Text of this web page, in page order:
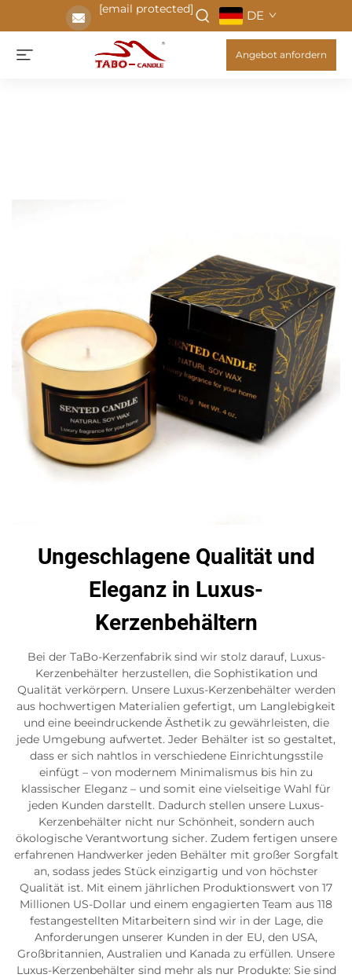
[email protected] DE
Angebot anfordern
Ungeschlagene Qualität und
Eleganz in Luxus-
Kerzenbehältern
Bei der TaBo-Kerzenfabrik sind wir stolz darauf, Luxus-
Kerzenbehälter herzustellen, die Sophistikation und
Qualität verkörpern. Unsere Luxus-Kerzenbehälter werden
aus hochwertigen Materialien gefertigt, um Langlebigkeit
und eine beeindruckende Ästhetik zu gewährleisten, die
jede Umgebung aufwertet. Jeder Behälter ist so gestaltet,
dass er sich nahtlos in verschiedene Einrichtungsstile
einfügt – von modernem Minimalismus bis hin zu
klassischer Eleganz – und somit eine vielseitige Wahl für
jeden Kunden darstellt. Dadurch stellen unsere Luxus-
Kerzenbehälter nicht nur Schönheit, sondern auch
ökologische Verantwortung sicher. Zudem fertigen unsere
erfahrenen Handwerker jeden Behälter mit großer Sorgfalt
an, sodass jedes Stück einzigartig und von höchster
Qualität ist. Mit einem jährlichen Produktionswert von 17
Millionen US-Dollar und einem engagierten Team aus 118
festangestellten Mitarbeitern sind wir in der Lage, die
Anforderungen unserer Kunden in der EU, den USA,
Großbritannien, Australien und Kanada zu erfüllen. Unsere
Luxus-Kerzenbehälter sind mehr als nur Produkte: Sie sind